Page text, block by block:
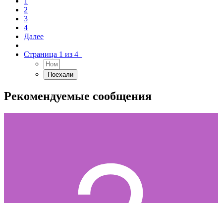
2
3
4
Далее
Страница 1 из 4
Рекомендуемые сообщения